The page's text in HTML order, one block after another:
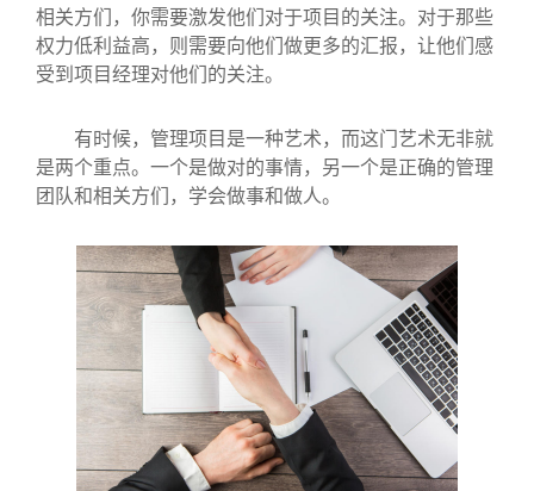
相关方们，你需要激发他们对于项目的关注。对于那些
权力低利益高，则需要向他们做更多的汇报，让他们感
受到项目经理对他们的关注。
有时候，管理项目是一种艺术，而这门艺术无非就
是两个重点。一个是做对的事情，另一个是正确的管理
团队和相关方们，学会做事和做人。